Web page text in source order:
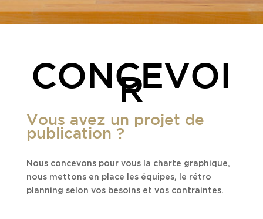
CONCEVOI
R
Vous avez un projet de
publication ?
Nous concevons pour vous la charte graphique,
nous mettons en place les équipes, le rétro
planning selon vos besoins et vos contraintes.